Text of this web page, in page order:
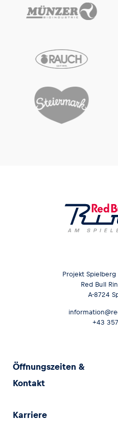
Glossar
Projekt Spielberg
Red Bull
A-8724
+43
Öffnungszeiten &
Kontakt
Karriere